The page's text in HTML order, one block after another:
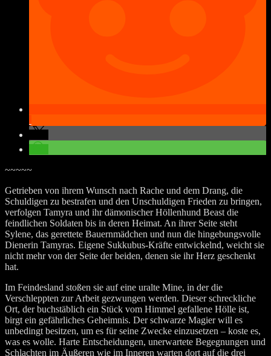
~~~~~
Getrieben von ihrem Wunsch nach Rache und dem Drang, die
Schuldigen zu bestrafen und den Unschuldigen Frieden zu bringen,
verfolgen Tamyra und ihr dämonischer Höllenhund Beast die
feindlichen Soldaten bis in deren Heimat. An ihrer Seite steht
Sylene, das gerettete Bauernmädchen und nun die hingebungsvolle
Dienerin Tamyras. Eigene Sukkubus-Kräfte entwickelnd, weicht sie
nicht mehr von der Seite der beiden, denen sie ihr Herz geschenkt
hat.
Im Feindesland stoßen sie auf eine uralte Mine, in der die
Verschleppten zur Arbeit gezwungen werden. Dieser schreckliche
Ort, der buchstäblich ein Stück vom Himmel gefallene Hölle ist,
birgt ein gefährliches Geheimnis. Der schwarze Magier will es
unbedingt besitzen, um es für seine Zwecke einzusetzen – koste es,
was es wolle. Harte Entscheidungen, unerwartete Begegnungen und
Schlachten im Äußeren wie im Inneren warten dort auf die drei